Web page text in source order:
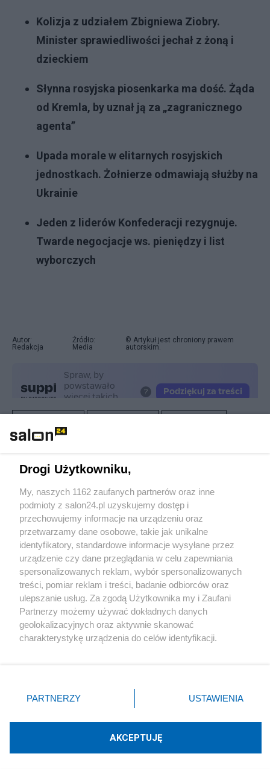
Kolizja z udziałem Zbigniewa Ziobry.
Minister sprawiedliwości jechał z żoną i
dzieckiem
Słynna rosyjska piosenkarka ma dość. Żąda
od Kremla, by uznał ją za „zagranicznego
agenta”
Upada morale w elitarnych rosyjskich
jednostkach. Żołnierze odmawiają służby na
Ukrainie
Jeden z liderów Konfederacji rezygnuje.
Twarde negocjacje ws. pieniędzy i list
wyborczych
Autor:
Redakcja
Źródło:
Media
© Artykuł jest chroniony prawem
autorskim.
Polityka
Zmiana premiera Wielkiej Brytanii. Kim jest Andy
Burnham?
Redakcja
Polityka
Drogi Użytkowniku,
My, naszych 1162 zaufanych partnerów oraz inne
podmioty z salon24.pl uzyskujemy dostęp i
przechowujemy informacje na urządzeniu oraz
przetwarzamy dane osobowe, takie jak unikalne
identyfikatory, standardowe informacje wysyłane przez
urządzenie czy dane przeglądania w celu zapewniania
spersonalizowanych reklam, wybór spersonalizowanych
treści, pomiar reklam i treści, badanie odbiorców oraz
ulepszanie usług. Za zgodą Użytkownika my i Zaufani
Partnerzy możemy używać dokładnych danych
geolokalizacyjnych oraz aktywnie skanować
charakterystykę urządzenia do celów identyfikacji.
zmienić/wycofać klikając przycisk ustawień prywatności
znajdujący się w lewym dolnym rogu strony
rodzaje przetwarzania danych nie wymagają zgody
użytkownika, ale masz prawo sprzeciwić się takiemu
PARTNERZY USTAWIENIA
AKCEPTUJĘ